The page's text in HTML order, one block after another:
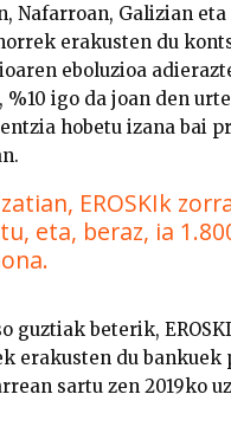
Nafarroan, Galizian
erakusten du
eboluzioa
igo da joan den
hobetu izana bai
EROSKIk
eta, beraz, ia
guztiak beterik,
erakusten du bankuek
sartu zen 2019ko